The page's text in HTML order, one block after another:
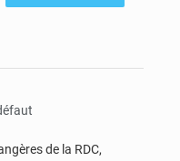
de la RDC,